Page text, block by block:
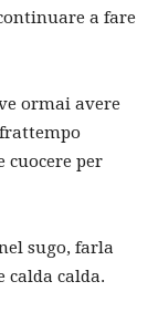
a fare
ormai avere
cuocere per
sugo, farla
calda calda.